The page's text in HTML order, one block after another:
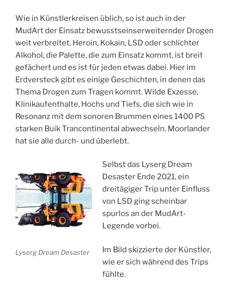
Wie in Künstlerkreisen üblich, so ist auch in der
MudArt der Einsatz bewusstseinserweiternder Drogen
weit verbreitet. Heroin, Kokain, LSD oder schlichter
Alkohol, die Palette, die zum Einsatz kommt, ist breit
gefächert und es ist für jeden etwas dabei. Hier im
Erdversteck gibt es einige Geschichten, in denen das
Thema Drogen zum Tragen kommt. Wilde Exzesse,
Klinikaufenthalte, Hochs und Tiefs, die sich wie in
Resonanz mit dem sonoren Brummen eines 1400 PS
starken Buik Trancontinental abwechseln. Moorlander
hat sie alle durch- und überlebt.
Lyserg Dream Desaster
Selbst das Lyserg Dream
Desaster Ende 2021, ein
dreitägiger Trip unter Einfluss
von LSD ging scheinbar
spurlos an der MudArt-
Legende vorbei.
Im Bild skizzierte der Künstler,
wie er sich während des Trips
fühlte.